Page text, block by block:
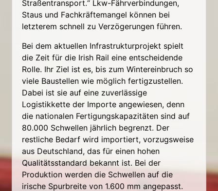
Straßentransport.“ Lkw-Fährverbindungen,
Staus und Fachkräftemangel können bei
letzterem schnell zu Verzögerungen führen.
Bei dem aktuellen Infrastrukturprojekt spielt
die Zeit für die Irish Rail eine entscheidende
Rolle. Ihr Ziel ist es, bis zum Wintereinbruch so
viele Baustellen wie möglich fertigzustellen.
Dabei ist sie auf eine zuverlässige
Logistikkette der Importe angewiesen, denn
die nationalen Fertigungskapazitäten sind auf
80.000 Schwellen jährlich begrenzt. Der
restliche Bedarf wird importiert, vorzugsweise
aus Deutschland, das für einen hohen
Qualitätsstandard bekannt ist. Bei der
Produktion werden die Schwellen auf die
irische Spurbreite von 1.600 mm angepasst.